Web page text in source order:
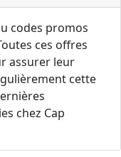
codes promos
ces offres
assurer leur
cette
chez Cap